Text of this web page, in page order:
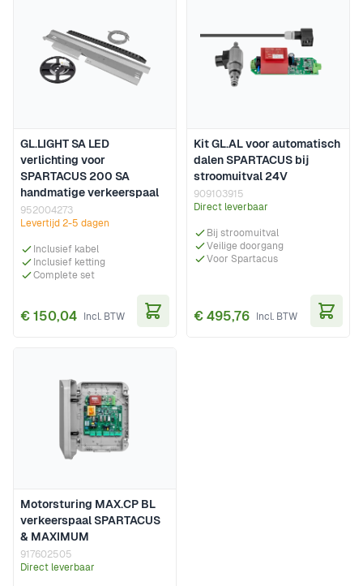
GL.LIGHT SA LED
verlichting voor
SPARTACUS 200 SA
handmatige verkeerspaal
952004273
Levertijd 2-5 dagen
Inclusief kabel
Inclusief ketting
Complete set
€ 150,04
Kit GL.AL voor automatisch
dalen SPARTACUS bij
stroomuitval 24V
909103915
Direct leverbaar
Bij stroomuitval
Veilige doorgang
Voor Spartacus
€ 495,76
Motorsturing MAX.CP BL
verkeerspaal SPARTACUS
& MAXIMUM
917602505
Direct leverbaar